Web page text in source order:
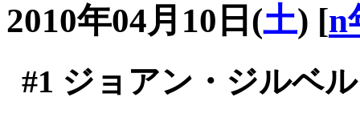
2010年04月10日(土) [n
#1 ジョアン・ジルベ